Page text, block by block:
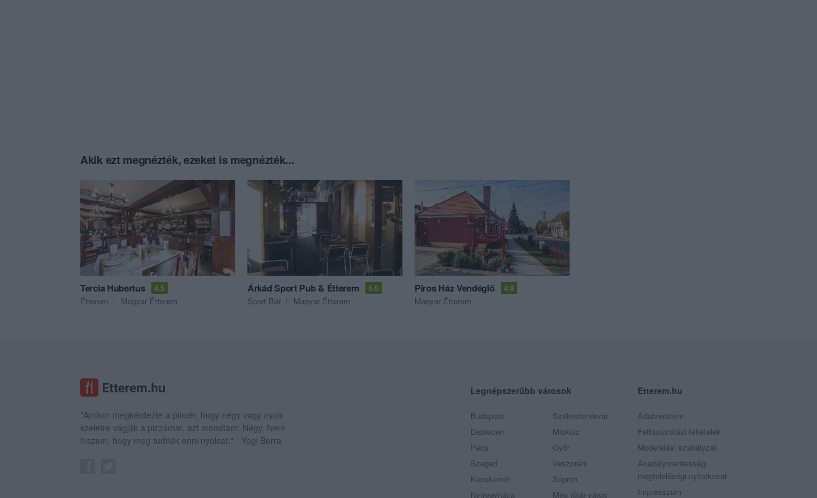
Akik ezt megnézték, ezeket is megnézték...
Tercia Hubertus 4.5
Étterem Magyar Étterem
Árkád Sport Pub & Étterem 5.0
Sport Bár Magyar Étterem
Piros Ház Vendéglő 4.8
Magyar Étterem
"Amikor megkérdezte a pincér, hogy négy vagy nyolc
szeletre vágják a pizzámat, azt mondtam; Négy. Nem
hiszem, hogy meg tudnék enni nyolcat." - Yogi Berra
Legnépszerűbb városok
Budapest
Debrecen
Pécs
Szeged
Kecskemét
Nyíregyháza
Székesfehérvár
Miskolc
Győr
Veszprém
Sopron
Még több város
Etterem.hu
Adatvédelem
Felhasználási feltételek
Moderálási szabályzat
Akadálymentességi
megfelelőségi nyilatkozat
Impresszum